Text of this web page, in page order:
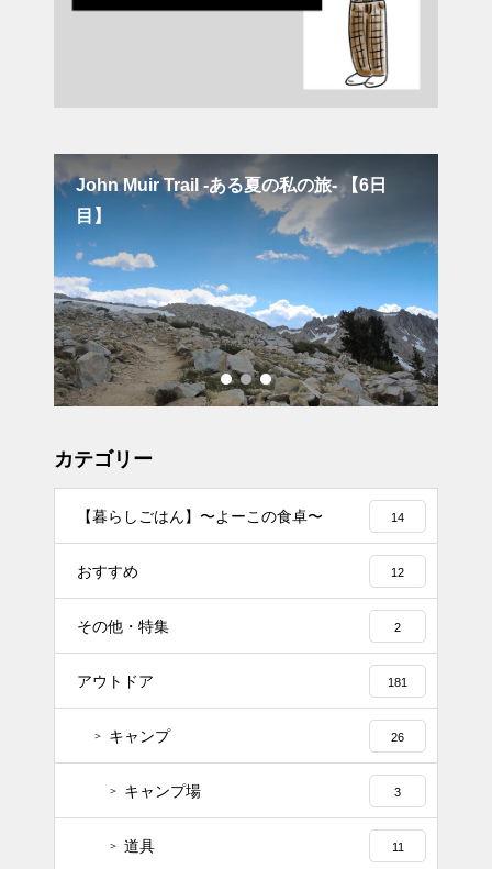
John Muir Trail -ある夏の私の旅- 【6日
目】
カテゴリー
【暮らしごはん】〜よーこの食卓〜 14
おすすめ 12
その他・特集 2
アウトドア 181
キャンプ 26
キャンプ場 3
道具 11